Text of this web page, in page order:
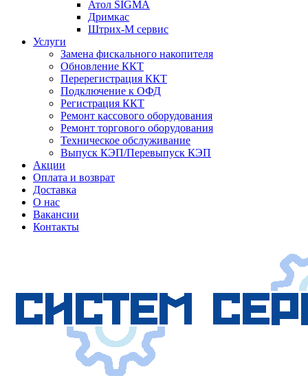
Атол SIGMA
Дримкас
Штрих-М сервис
Услуги
Замена фискального накопителя
Обновление ККТ
Перерегистрация ККТ
Подключение к ОФД
Регистрация ККТ
Ремонт кассового оборудования
Ремонт торгового оборудования
Техническое обслуживание
Выпуск КЭП/Перевыпуск КЭП
Акции
Оплата и возврат
Доставка
О нас
Вакансии
Контакты